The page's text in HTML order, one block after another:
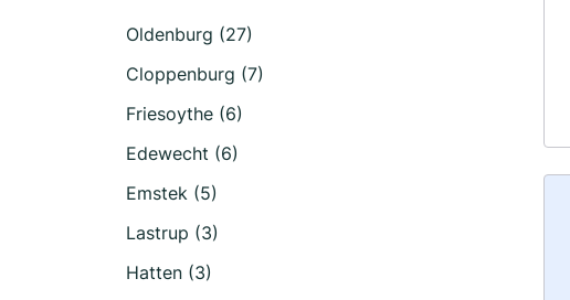
Oldenburg (27)
Cloppenburg (7)
Friesoythe (6)
Edewecht (6)
Emstek (5)
Lastrup (3)
Hatten (3)